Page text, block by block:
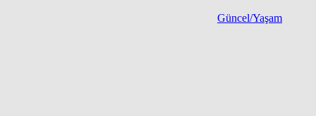
Güncel/Yaşam